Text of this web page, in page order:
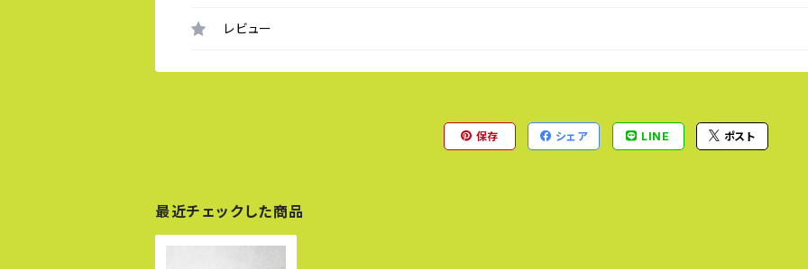
レビュー
保存 シェア LINE ポスト
最近チェックした商品